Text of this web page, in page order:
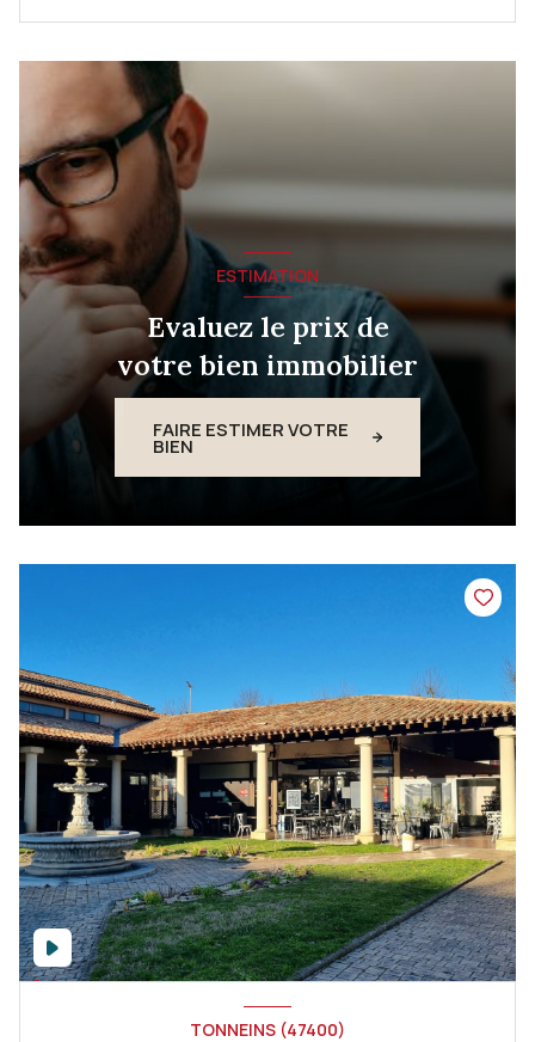
ESTIMATION
Evaluez le prix de
votre bien immobilier
FAIRE ESTIMER VOTRE
BIEN
TONNEINS (47400)